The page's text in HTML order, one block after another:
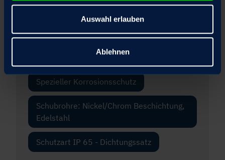
Auswahl erlauben
Ablehnen
Motor mit Haltebremse optional mit
mit elektrischer Motoranlaufsperre
Spezieller Korrosionsschutz
Schubrohre: Nickel/Chrom Beschichtung,
Edelstahl
Schutzart IP 65 - Dichtungssatz